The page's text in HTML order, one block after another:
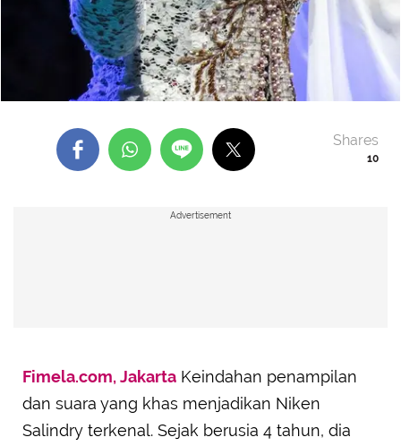
10
Shares
Advertisement
Fimela.com, Jakarta Keindahan penampilan
dan suara yang khas menjadikan Niken
Salindry terkenal. Sejak berusia 4 tahun, dia